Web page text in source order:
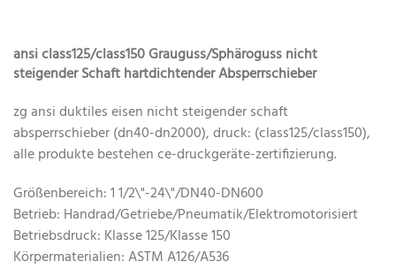
ansi class125/class150 Grauguss/Sphäroguss nicht
steigender Schaft hartdichtender Absperrschieber
zg ansi duktiles eisen nicht steigender schaft
absperrschieber (dn40-dn2000), druck: (class125/class150),
alle produkte bestehen ce-druckgeräte-zertifizierung.
Größenbereich: 1 1/2\"-24\"/DN40-DN600
Betrieb: Handrad/Getriebe/Pneumatik/Elektromotorisiert
Betriebsdruck: Klasse 125/Klasse 150
Körpermaterialien: ASTM A126/A536